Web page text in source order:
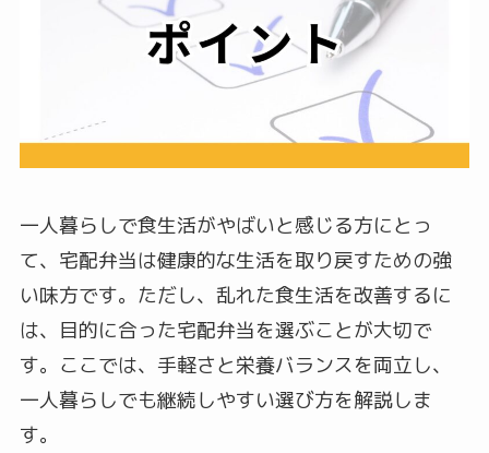
一人暮らしで食生活がやばいと感じる方にとっ
て、宅配弁当は健康的な生活を取り戻すための強
い味方です。ただし、乱れた食生活を改善するに
は、目的に合った宅配弁当を選ぶことが大切で
す。ここでは、手軽さと栄養バランスを両立し、
一人暮らしでも継続しやすい選び方を解説しま
す。